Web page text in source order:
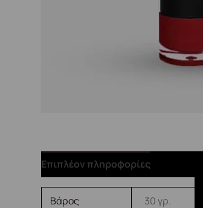
Επιπλέον πληροφορίες
Βάρος 30 γρ.